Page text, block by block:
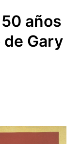
años
Gary